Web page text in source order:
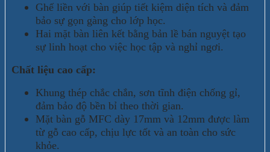
Ghế liền với bàn giúp tiết kiệm diện tích và đảm
bảo sự gọn gàng cho lớp học.
Hai mặt bàn liên kết bằng bản lề bán nguyệt tạo
sự linh hoạt cho việc học tập và nghỉ ngơi.
Chất liệu cao cấp:
Khung thép chắc chắn, sơn tĩnh điện chống gỉ,
đảm bảo độ bền bỉ theo thời gian.
Mặt bàn gỗ MFC dày 17mm và 12mm được làm
từ gỗ cao cấp, chịu lực tốt và an toàn cho sức
khỏe.